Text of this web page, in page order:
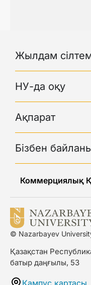
Жылдам
НУ-да оқу
Ақпарат
Бізбен
Коммерциялық
© Nazarbayev
Қазақстан
батыр даңғылы, 53